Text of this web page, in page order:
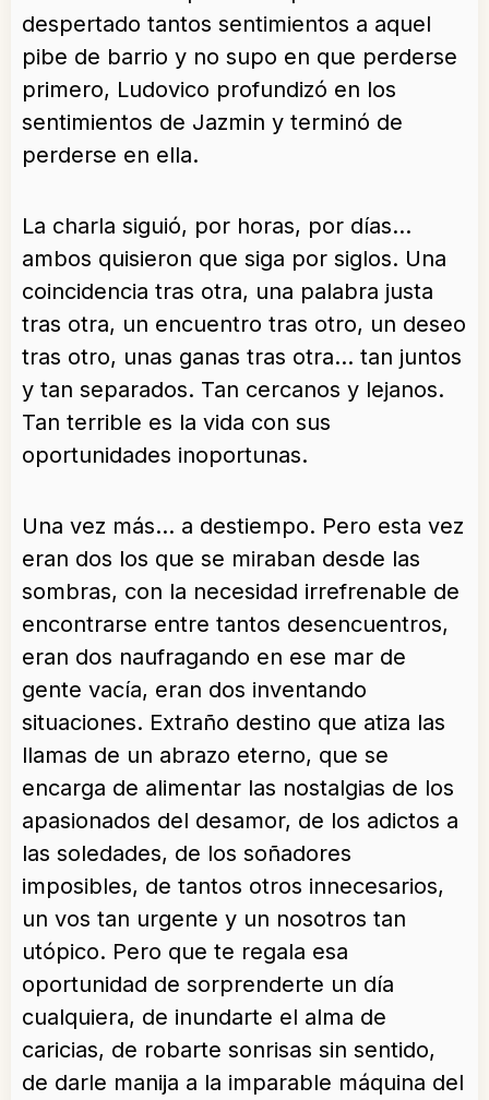
despertado tantos sentimientos a aquel
pibe de barrio y no supo en que perderse
primero, Ludovico profundizó en los
sentimientos de Jazmin y terminó de
perderse en ella.
La charla siguió, por horas, por días…
ambos quisieron que siga por siglos. Una
coincidencia tras otra, una palabra justa
tras otra, un encuentro tras otro, un deseo
tras otro, unas ganas tras otra… tan juntos
y tan separados. Tan cercanos y lejanos.
Tan terrible es la vida con sus
oportunidades inoportunas.
Una vez más… a destiempo. Pero esta vez
eran dos los que se miraban desde las
sombras, con la necesidad irrefrenable de
encontrarse entre tantos desencuentros,
eran dos naufragando en ese mar de
gente vacía, eran dos inventando
situaciones. Extraño destino que atiza las
llamas de un abrazo eterno, que se
encarga de alimentar las nostalgias de los
apasionados del desamor, de los adictos a
las soledades, de los soñadores
imposibles, de tantos otros innecesarios,
un vos tan urgente y un nosotros tan
utópico. Pero que te regala esa
oportunidad de sorprenderte un día
cualquiera, de inundarte el alma de
caricias, de robarte sonrisas sin sentido,
de darle manija a la imparable máquina del